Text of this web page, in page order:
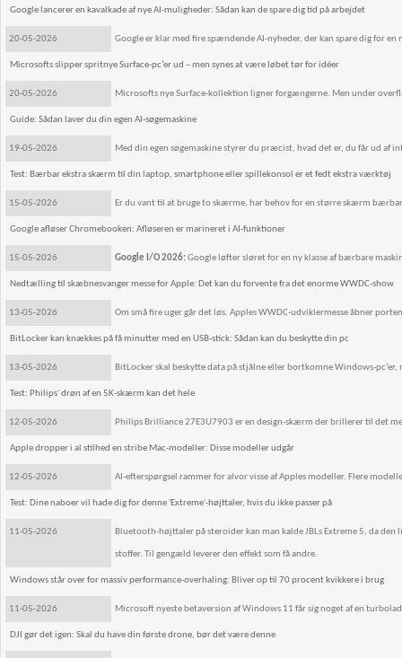
Google lancerer en kavalkade af nye AI-muligheder: Sådan kan de spare dig tid på arbejdet
20-05-2026 Google er klar med fire spændende AI-nyheder, der kan spare dig for
Microsofts slipper spritnye Surface-pc’er ud – men synes at være løbet tør for idéer
20-05-2026 Microsofts nye Surface-kollektion ligner forgængerne. Men under
Guide: Sådan laver du din egen AI-søgemaskine
19-05-2026 Med din egen søgemaskine styrer du præcist, hvad det er, du får ud af
Test: Bærbar ekstra skærm til din laptop, smartphone eller spillekonsol er et fedt ekstra værktøj
15-05-2026 Er du vant til at bruge to skærme, har behov for en større skærm
Google afløser Chromebooken: Afløseren er marineret i AI-funktioner
15-05-2026 Google I/O 2026:Google løfter sløret for en ny klasse af bærbare
Nedtælling til skæbnesvanger messe for Apple: Det kan du forvente fra det enorme WWDC-show
13-05-2026 Om små fire uger går det løs. Apples WWDC-udviklermesse åbner
BitLocker kan knækkes på få minutter med en USB-stick: Sådan kan du beskytte din pc
13-05-2026 BitLocker skal beskytte data på stjålne eller bortkomne Windows-pc’er,
Test: Philips' drøn af en 5K-skærm kan det hele
12-05-2026 Philips Brilliance 27E3U7903 er en design-skærm der brillerer til det
Apple dropper i al stilhed en stribe Mac-modeller: Disse modeller udgår
12-05-2026 AI-efterspørgsel rammer for alvor visse af Apples modeller. Flere
Test: Dine naboer vil hade dig for denne 'Extreme'-højttaler, hvis du ikke passer på
11-05-2026 Bluetooth-højttaler på steroider kan man kalde JBLs Extreme 5, da
stoffer. Til gengæld leverer den effekt som få andre.
Windows står over for massiv performance-overhaling: Bliver op til 70 procent kvikkere i brug
11-05-2026 Microsoft nyeste betaversion af Windows 11 får sig noget af en
DJI gør det igen: Skal du have din første drone, bør det være denne